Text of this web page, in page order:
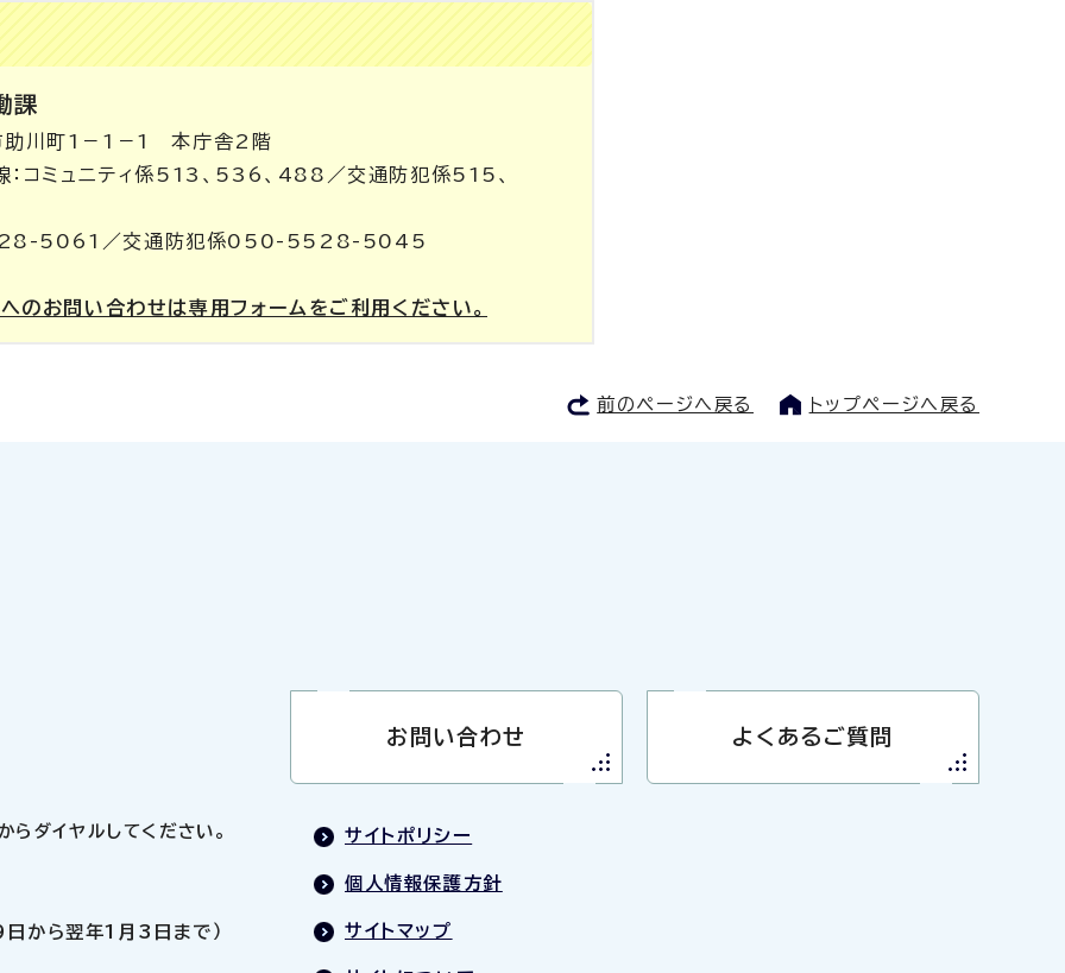
課
川町1－1－1 本庁舎2階
コミュニティ係513、536、488／交通防犯係515、
5061／交通防犯係050-5528-5045
のお問い合わせは専用フォームをご利用ください。
前のページへ戻る トップページへ戻る
イヤルしてください。
日から翌年1月3日まで）
お問い合わせ よくあるご質問
サイトポリシー
個人情報保護方針
サイトマップ